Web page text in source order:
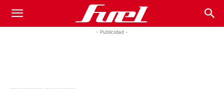
Fuel
- Publicidad -